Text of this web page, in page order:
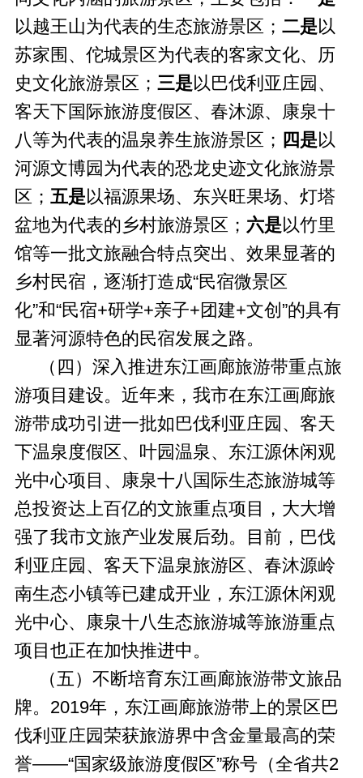
以越王山为代表的生态旅游景区； 二是以
苏家围、佗城景区为代表的客家文化、历
史文化旅游景区； 三是以巴伐利亚庄园、
客天下国际旅游度假区、春沐源、康泉十
八等为代表的温泉养生旅游景区； 四是以
河源文博园为代表的恐龙史迹文化旅游景
区； 五是以福源果场、东兴旺果场、灯塔
盆地为代表的乡村旅游景区； 六是以竹里
馆等一批文旅融合特点突出、效果显著的
乡村民宿，逐渐打造成“民宿微景区
化”和“民宿+研学+亲子+团建+文创”的具有
显著河源特色的民宿发展之路。
（四）深入推进东江画廊旅游带重点旅
游项目建设。近年来，我市在东江画廊旅
游带成功引进一批如巴伐利亚庄园、客天
下温泉度假区、叶园温泉、东江源休闲观
光中心项目、康泉十八国际生态旅游城等
总投资达上百亿的文旅重点项目，大大增
强了我市文旅产业发展后劲。目前，巴伐
利亚庄园、客天下温泉旅游区、春沐源岭
南生态小镇等已建成开业，东江源休闲观
光中心、康泉十八生态旅游城等旅游重点
项目也正在加快推进中。
（五）不断培育东江画廊旅游带文旅品
牌。2019年，东江画廊旅游带上的景区巴
伐利亚庄园荣获旅游界中含金量最高的荣
誉——“国家级旅游度假区”称号（全省共2